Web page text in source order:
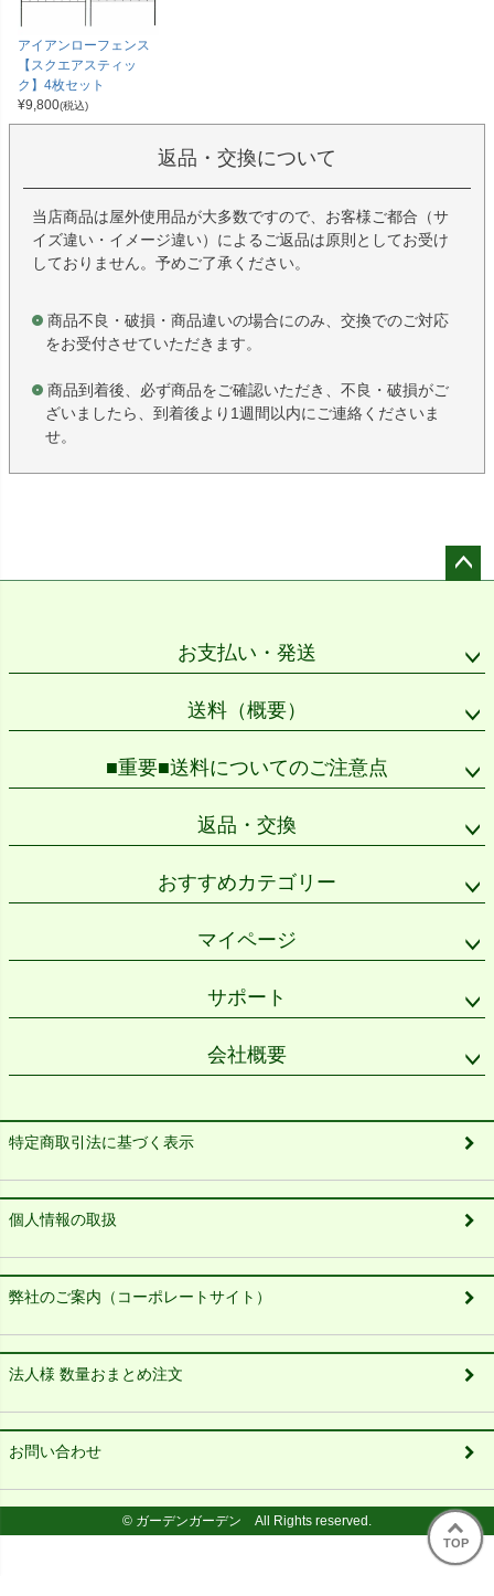
アイアンローフェンス
【スクエアスティッ
ク】4枚セット
¥9,800(税込)
返品・交換について
当店商品は屋外使用品が大多数ですので、お客様ご都合（サ
イズ違い・イメージ違い）によるご返品は原則としてお受け
しておりません。予めご了承ください。
商品不良・破損・商品違いの場合にのみ、交換でのご対応
をお受付させていただきます。
商品到着後、必ず商品をご確認いただき、不良・破損がご
ざいましたら、到着後より1週間以内にご連絡くださいま
せ。
お支払い・発送
送料（概要）
■重要■送料についてのご注意点
返品・交換
おすすめカテゴリー
マイページ
サポート
会社概要
特定商取引法に基づく表示
個人情報の取扱
弊社のご案内（コーポレートサイト）
法人様 数量おまとめ注文
お問い合わせ
© ガーデンガーデン All Rights reserved.
TOP